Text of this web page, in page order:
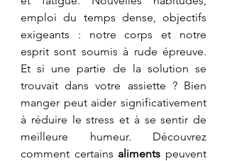
emploi du temps dense, objectifs
exigeants : notre corps et notre
esprit sont soumis à rude épreuve.
Et si une partie de la solution se
trouvait dans votre assiette ? Bien
manger peut aider significativement
à réduire le stress et à se sentir de
meilleure humeur. Découvrez
comment certains aliments peuvent